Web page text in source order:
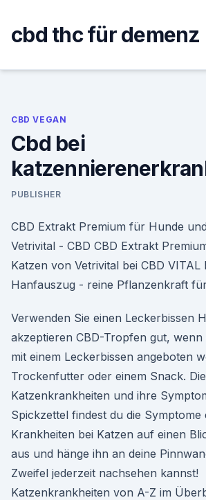
content
cbd thc für demenz
CBD VEGAN
Cbd bei
PUBLISHER
CBD Extrakt Premium für Hunde
Vetrivital - CBD CBD Extrakt
Katzen von Vetrivital bei CBD
Hanfauszug - reine Pflanzenkraft
Verwenden Sie einen Leckerbissen
akzeptieren CBD-Tropfen gut, wenn
mit einem Leckerbissen angeboten
Trockenfutter oder einem Snack.
Katzenkrankheiten und ihre
Spickzettel findest du die Symptome
Krankheiten bei Katzen auf einen
aus und hänge ihn an deine
Zweifel jederzeit nachsehen kannst!
Katzenkrankheiten von A-Z im